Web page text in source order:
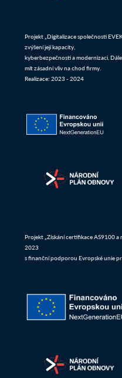
Projekt „Digitalizace společnosti
zvýšení její kapacity,
kyberbezpečnosti a modernizaci.
mít zásadní vliv na chod firmy.
Realizace: 2023 - 2024
Projekt „Získání certifikace AS9100
2023
s finanční podporou Evropské unie